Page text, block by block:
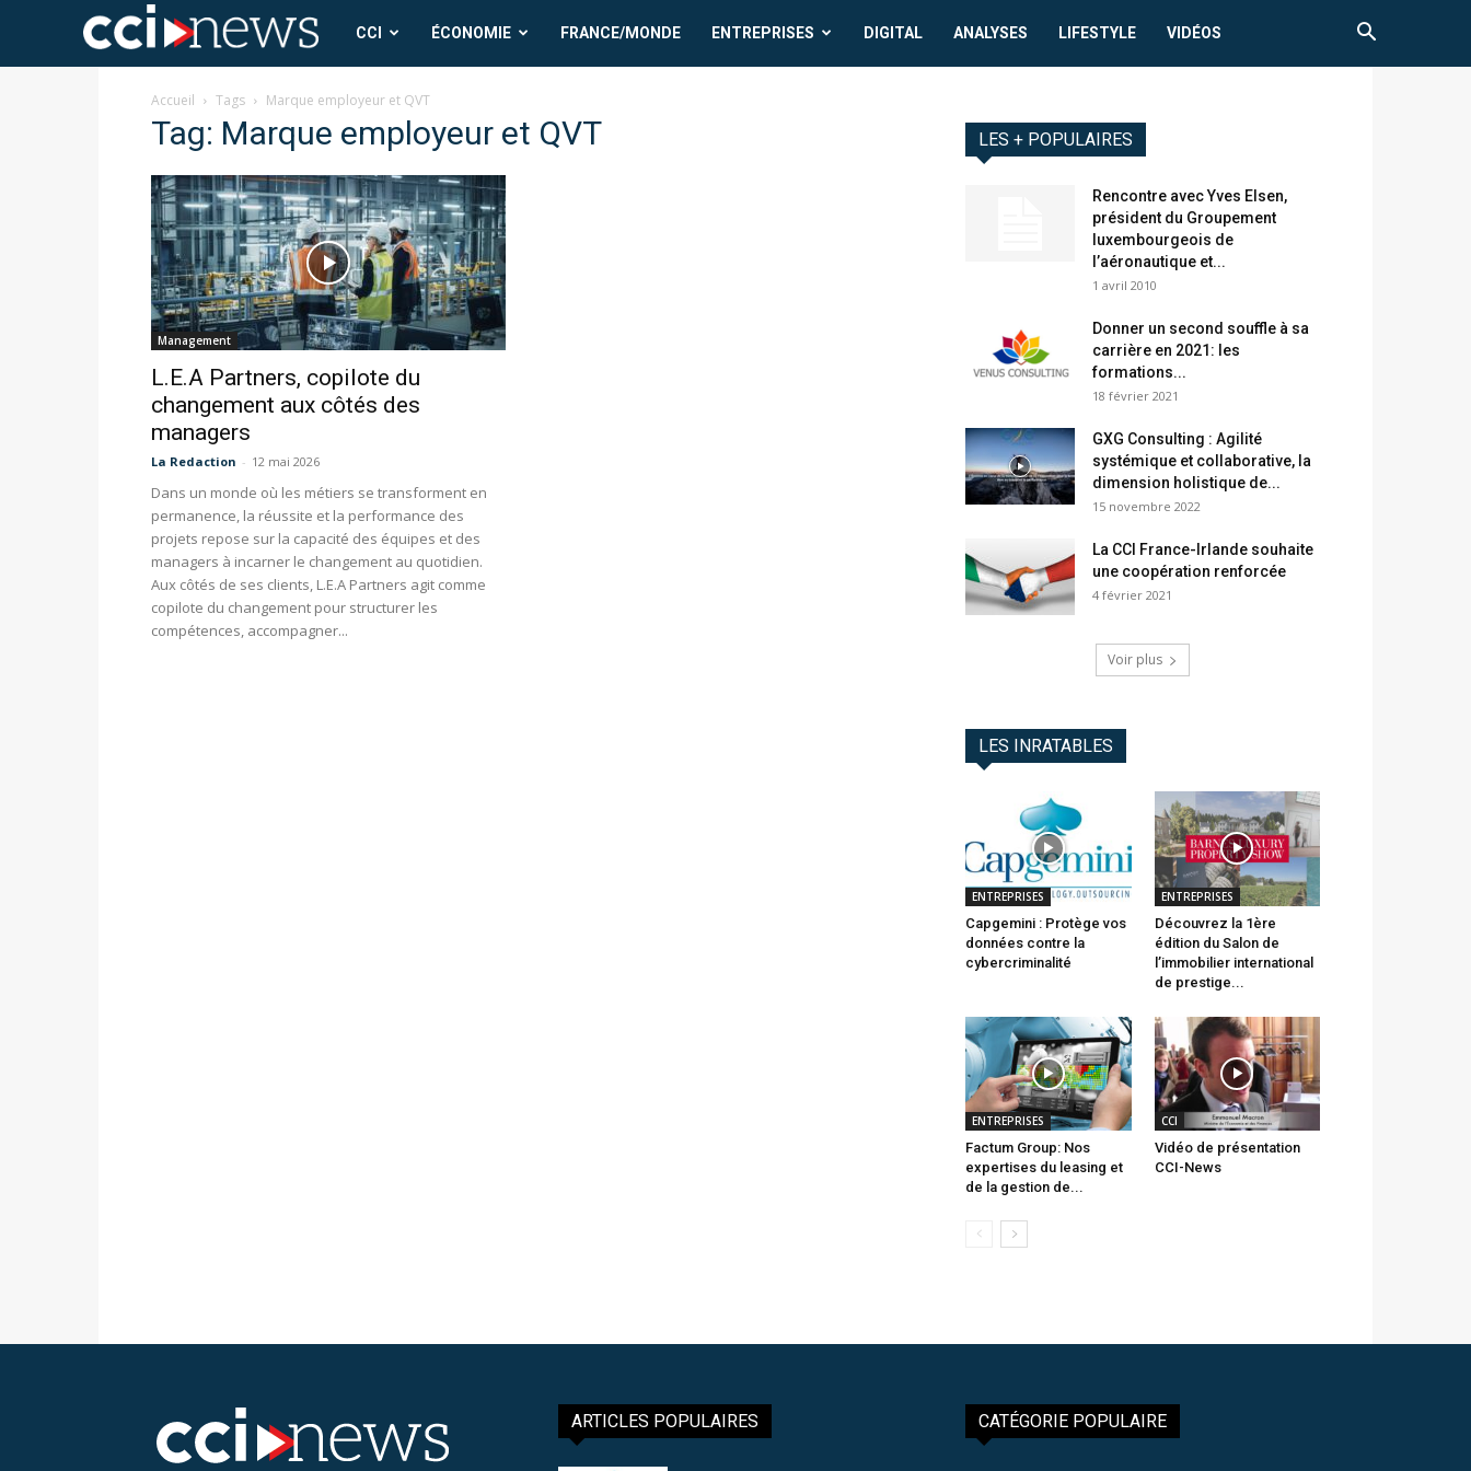
CCI
News
CCI ÉCONOMIE FRANCE/MONDE ENTREPRISES DIGITAL ANALYSES LIFESTYLE VIDÉOS
Accueil Tags Marque employeur et QVT
Tag: Marque employeur et QVT
Management
L.E.A Partners, copilote du
changement aux côtés des
managers
La Redaction - 12 mai 2026
Dans un monde où les métiers se transforment en
permanence, la réussite et la performance des
projets repose sur la capacité des équipes et des
managers à incarner le changement au quotidien.
Aux côtés de ses clients, L.E.A Partners agit comme
copilote du changement pour structurer les
compétences, accompagner...
LES + POPULAIRES
Rencontre avec Yves Elsen,
président du Groupement
luxembourgeois de
l’aéronautique et...
1 avril 2010
Donner un second souffle à sa
carrière en 2021: les
formations...
18 février 2021
GXG Consulting : Agilité
systémique et collaborative, la
dimension holistique de...
15 novembre 2022
La CCI France-Irlande souhaite
une coopération renforcée
4 février 2021
Voir plus
LES INRATABLES
ENTREPRISES
Capgemini : Protège vos
données contre la
cybercriminalité
ENTREPRISES
Découvrez la 1ère
édition du Salon de
l’immobilier international
de prestige...
ENTREPRISES
Factum Group: Nos
expertises du leasing et
de la gestion de...
CCI
Vidéo de présentation
CCI-News
ARTICLES POPULAIRES CATÉGORIE POPULAIRE